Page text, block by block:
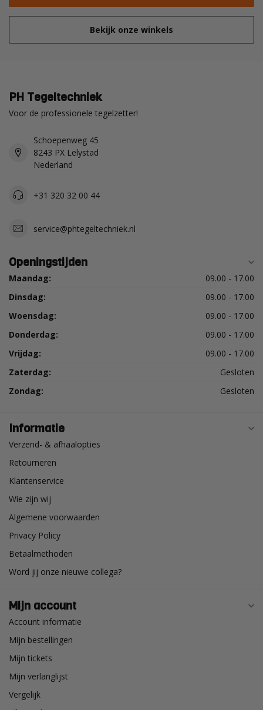
Bekijk onze winkels
PH Tegeltechniek
Voor de professionele tegelzetter!
Schoepenweg 45
8243 PX Lelystad
Nederland
+31 320 32 00 44
service@phtegeltechniek.nl
Openingstijden
Maandag:
09.00 - 17.00
Dinsdag:
09.00 - 17.00
Woensdag:
09.00 - 17.00
Donderdag:
09.00 - 17.00
Vrijdag:
09.00 - 17.00
Zaterdag:
Gesloten
Zondag:
Gesloten
Informatie
Verzend- & afhaalopties
Retourneren
Klantenservice
Wie zijn wij
Algemene voorwaarden
Privacy Policy
Betaalmethoden
Word jij onze nieuwe collega?
Mijn account
Account informatie
Mijn bestellingen
Mijn tickets
Mijn verlanglijst
Vergelijk